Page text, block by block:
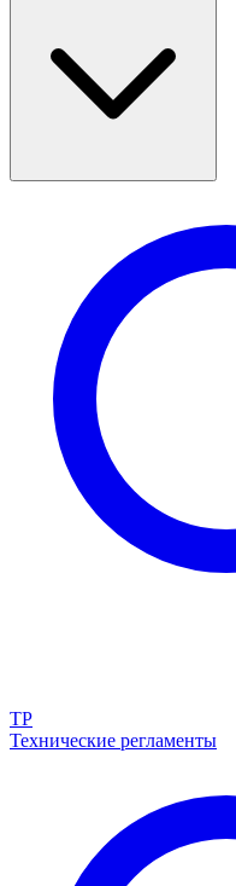
ТР
Технические регламенты